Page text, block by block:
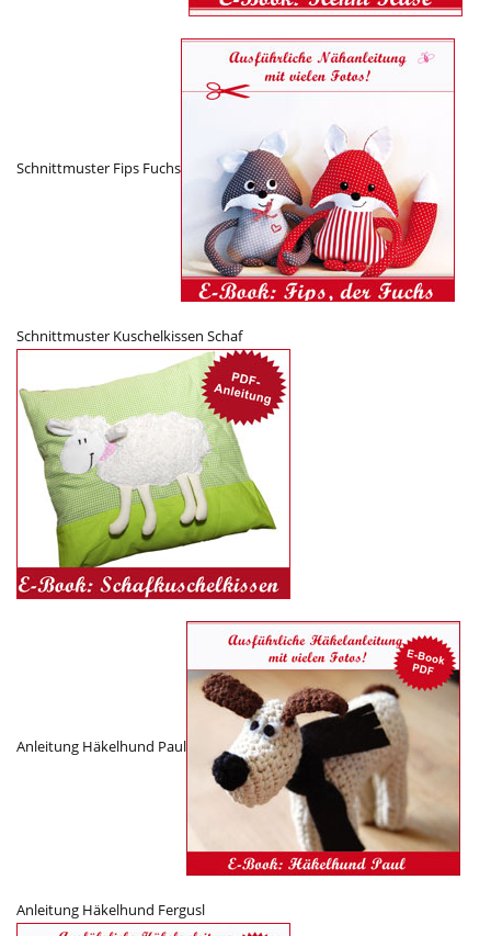
Schnittmuster Fips Fuchs
Schnittmuster Kuschelkissen Schaf
Anleitung Häkelhund Paul
Anleitung Häkelhund Fergusl